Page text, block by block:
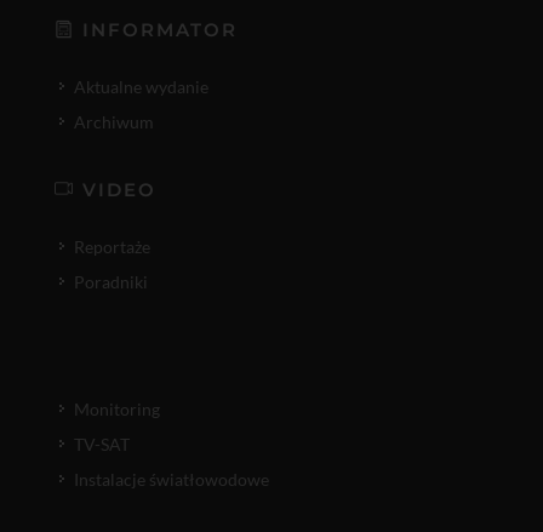
INFORMATOR
Aktualne wydanie
Archiwum
VIDEO
Reportaże
Poradniki
Monitoring
TV-SAT
Instalacje światłowodowe